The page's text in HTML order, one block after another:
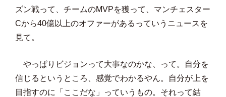
ズン戦って、チームのMVPを獲って、マンチェスター
Cから40億以上のオファーがあるっていうニュースを
見て。
やっぱりビジョンって大事なのかな、って。自分を
信じるというところ、感覚でわかるやん。自分が上を
目指すのに「ここだな」っていうもの。それって結